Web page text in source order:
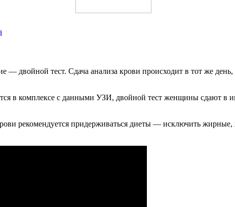
— двойной тест. Сдача анализа крови происходит в тот же
в комплексе с данными УЗИ, двойной тест женщины сдают в
рекомендуется придерживаться диеты — исключить